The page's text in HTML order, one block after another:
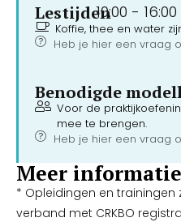
Lestijden10:00 -
Koffie, thee en water
Heb je hier een vraag
Benodigde
Voor de
mee te brengen.
Heb je hier een vraag
Meer informatie
* Opleidingen en trainingen
verband met CRKBO